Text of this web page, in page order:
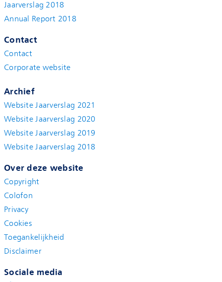
Jaarverslag 2018
Annual Report 2018
Contact
Contact
Corporate website
Archief
Website Jaarverslag 2021
Website Jaarverslag 2020
Website Jaarverslag 2019
Website Jaarverslag 2018
Over deze website
Copyright
Colofon
Privacy
Cookies
Toegankelijkheid
Disclaimer
Sociale media